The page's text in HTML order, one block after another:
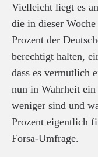
Vielleicht liegt es
die in dieser
Prozent der
berechtigt halten,
dass es vermutlich
nun in Wahrheit ein
weniger sind und
Prozent eigentlich
Forsa-Umfrage.